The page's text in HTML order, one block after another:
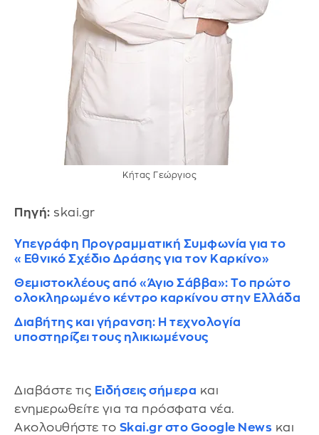
Κήτας Γεώργιος
Πηγή: skai.gr
Υπεγράφη Προγραμματική Συμφωνία για το
«Εθνικό Σχέδιο Δράσης για τον Καρκίνο»
Θεμιστοκλέους από «Άγιο Σάββα»: Το πρώτο
ολοκληρωμένο κέντρο καρκίνου στην Ελλάδα
Διαβήτης και γήρανση: Η τεχνολογία
υποστηρίζει τους ηλικιωμένους
Διαβάστε τις Ειδήσεις σήμερα και
ενημερωθείτε για τα πρόσφατα νέα.
Ακολουθήστε το Skai.gr στο Google News και